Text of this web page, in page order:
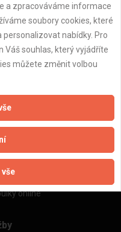
29.12.2023 09:30:11
údajů
cookie
online
a zpracováváme informace
soubory cookies, které
nabídky. Pro
Váš souhlas, který vyjádříte
můžete změnit volbou